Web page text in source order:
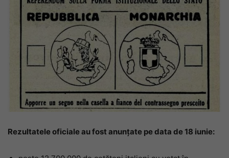
Rezultatele oficiale au fost anunțate pe data de 18 iunie: